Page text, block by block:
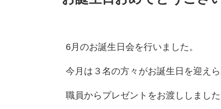
6月のお誕生日会を行いました。
今月は３名の方々がお誕生日を迎え
職員からプレゼントをお渡ししました